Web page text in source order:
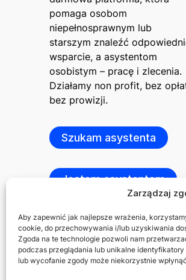
Zarządzaj
Aby zapewnić jak najlepsze wrażenia,
cookie, do przechowywania i/lub uzyskiwania
Zgoda na te technologie pozwoli nam
podczas przeglądania lub unikalne
lub wycofanie zgody może niekorzystnie
pomaga osobom
niepełnosprawnym lub
starszym znaleźć
wsparcie, a asystentom
osobistym – pracę i zlecenia.
Działamy non profit, bez
bez prowizji.
Szukam asystenta
Jestem asystentem